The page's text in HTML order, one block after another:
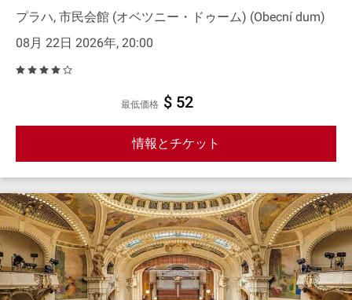
プラハ, 市民会館 (オベツニー・ドゥーム) (Obecní dum)
08月 22日 2026年, 20:00
最低価格 $ 52
情報とチケット